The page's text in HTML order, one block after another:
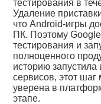
тестирования в
Удаление
что Android-игры
ПК. Поэтому
тестирования и
полноценного
историю запустила
сервисов, этот шаг
уверена в
этапе.